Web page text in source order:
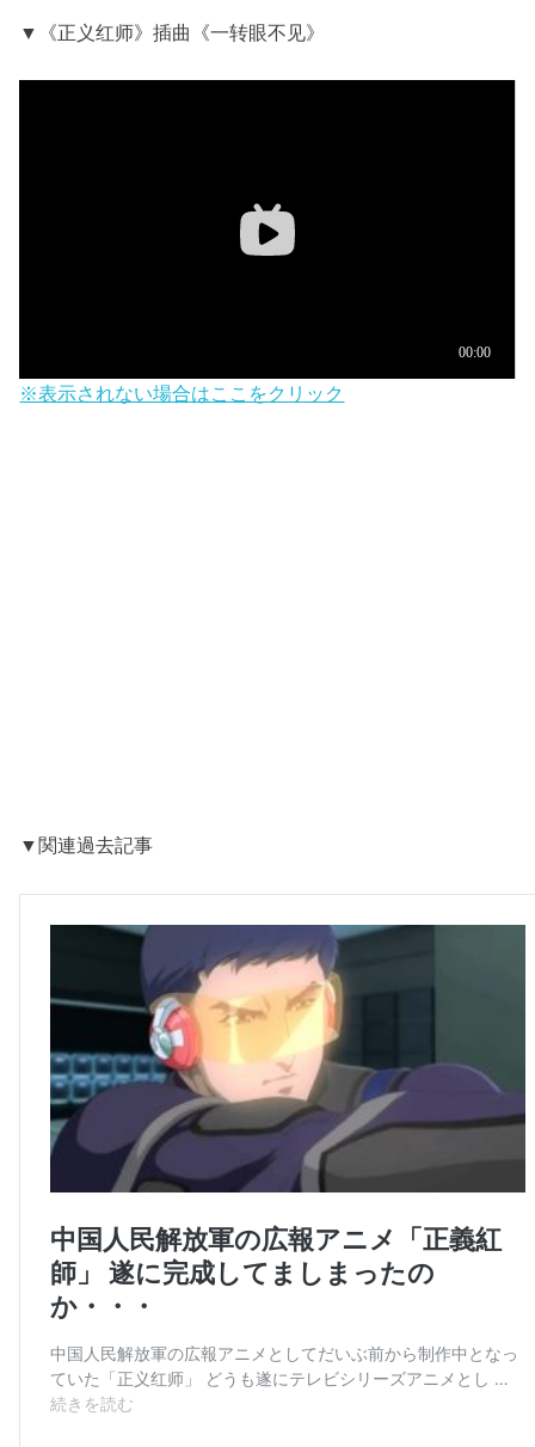
▼《正义红师》插曲《一转眼不见》
※表示されない場合はここをクリック
▼関連過去記事